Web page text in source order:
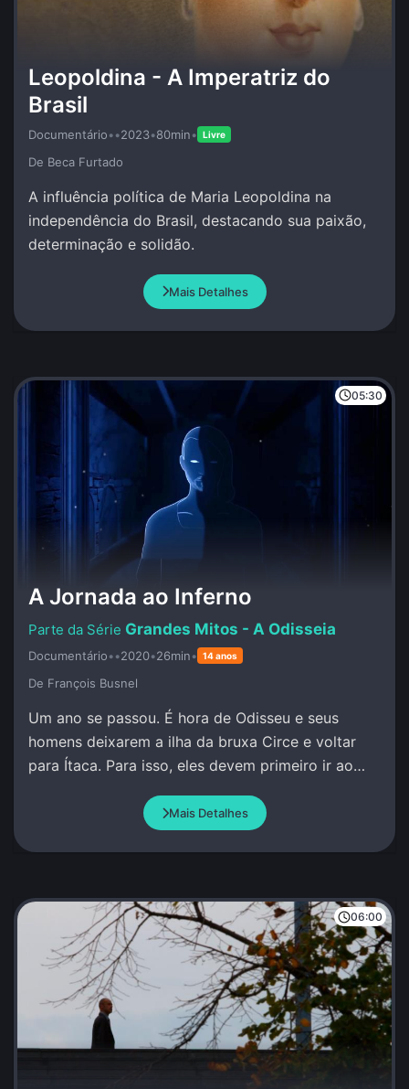
Leopoldina - A Imperatriz do
Brasil
Documentário••2023•80min• Livre
De Beca Furtado
A influência política de Maria Leopoldina na
independência do Brasil, destacando sua paixão,
determinação e solidão.
Mais Detalhes
05:30
A Jornada ao Inferno
Grandes Mitos - A Odisseia
Documentário••2020•26min• 14 anos
De François Busnel
Um ano se passou. É hora de Odisseu e seus
homens deixarem a ilha da bruxa Circe e voltar
para Ítaca. Para isso, eles devem primeiro ir ao
Mais Detalhes
06:00